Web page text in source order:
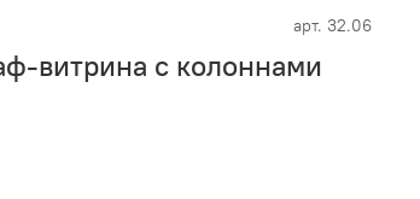
арт. 32.06
витрина с колоннами